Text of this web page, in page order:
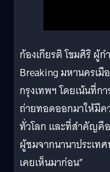
ก้องเกียรติ โขมศิริ ผู้ก
Breaking มหานครเ
กรุงเทพฯ โดยเน้นที่ก
ถ่ายทอดออกมาให้มีค
ทั่วโลก และที่สำคัญคื
ผู้ชมจากนานาประเท
เคยเห็นมาก่อน”